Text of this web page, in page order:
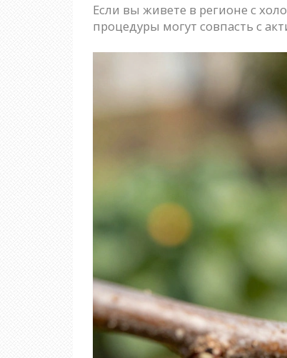
Если вы живете в регионе с
процедуры могут совпасть с